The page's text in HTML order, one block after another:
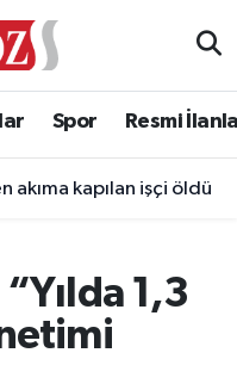
Spor Resmi
akıma kapılan işçi öldü
1,3
Fikstür